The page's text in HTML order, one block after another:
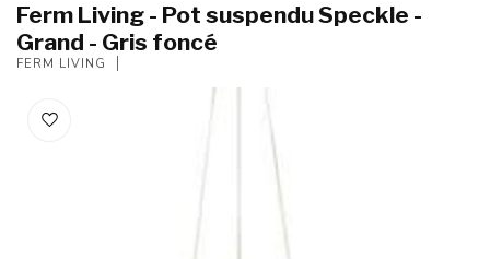
Ferm Living - Pot suspendu Speckle -
Grand - Gris foncé
FERM LIVING